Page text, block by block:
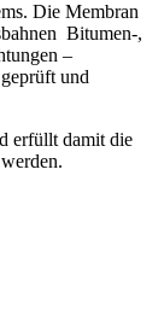
Die Membran
Bitumen-,
–
und
erfüllt damit die